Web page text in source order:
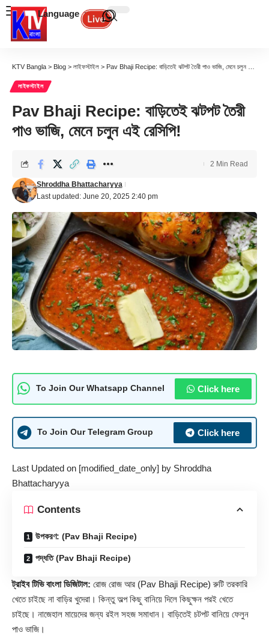
Language
KTV Bangla > Blog > লাইফস্টাইল > Pav Bhaji Recipe: বাড়িতেই ঝটপট তৈরী পাও ভাজি, মেনে চলুন এই রেসিপি!
লাইফস্টাইল
Pav Bhaji Recipe: বাড়িতেই ঝটপট তৈরী
পাও ভাজি, মেনে চলুন এই রেসিপি!
Last updated: June 20, 2025 2:40 pm
Shroddha Bhattacharyya
2 Min Read
To Join Our Whatsapp Channel Click here
To Join Our Telegram Group Click here
Last Updated on [modified_date_only] by Shroddha
Bhattacharyya
Contents
উপকরণ: (Pav Bhaji Recipe)
পদ্ধতি (Pav Bhaji Recipe)
ট্রাইব টিভি বাংলা ডিজিটাল: রোজ রোজ আর (Pav Bhaji Recipe) রুটি তরকারি
খেতে চাইছে না বাড়ির খুদেরা। কিন্তু অল্প কিছু বানিয়ে দিলে কিছুক্ষন পরই খেতে
চাইছে। নাজেহাল মায়েদের জন্য রইল সহজ সমাধান। বাড়িতেই চটপট বানিয়ে ফেলুন
পাও ভাজি।